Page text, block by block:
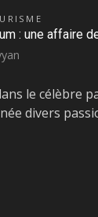
: une affaire
le célèbre
divers